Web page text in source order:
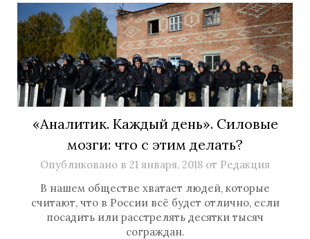
«Аналитик. Каждый день». Силовые
мозги: что с этим делать?
Опубликовано в 21 января, 2018 от Редакция
В нашем обществе хватает людей, которые
считают, что в России всё будет отлично, если
посадить или расстрелять десятки тысяч
сограждан.